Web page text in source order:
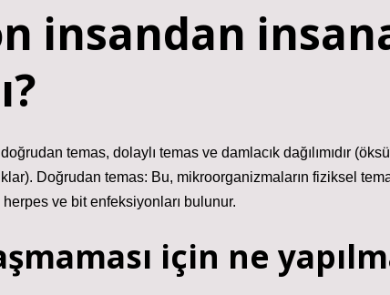
insandan
temas, dolaylı temas ve damlacık dağılımıdır
Doğrudan temas: Bu, mikroorganizmaların fiziksel
herpes ve bit enfeksiyonları bulunur.
için ne